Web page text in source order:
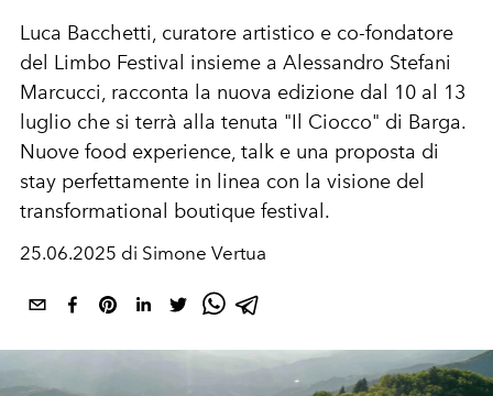
Luca Bacchetti, curatore artistico e co-fondatore
del Limbo Festival insieme a Alessandro Stefani
Marcucci, racconta la nuova edizione dal 10 al 13
luglio che si terrà alla tenuta "Il Ciocco" di Barga.
Nuove food experience, talk e una proposta di
stay perfettamente in linea con la visione del
transformational boutique festival.
25.06.2025 di Simone Vertua